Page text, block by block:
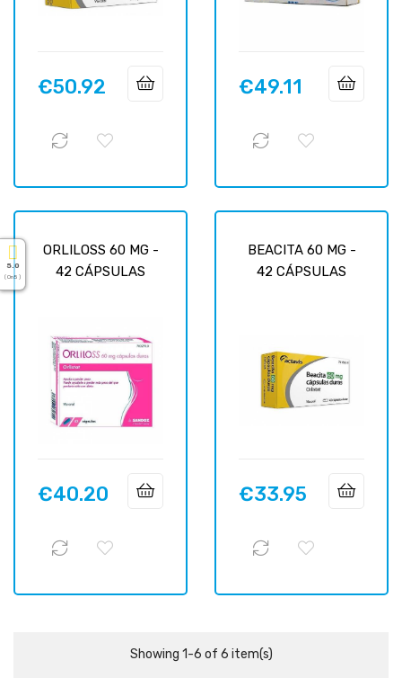
Price
€50.92 Price
€49.11
ORLILOSS 60 MG -
42 CÁPSULAS
Price
€40.20
BEACITA 60 MG -
42 CÁPSULAS
Price
€33.95
Showing 1-6 of 6 item(s)
5.0
( On 5 )